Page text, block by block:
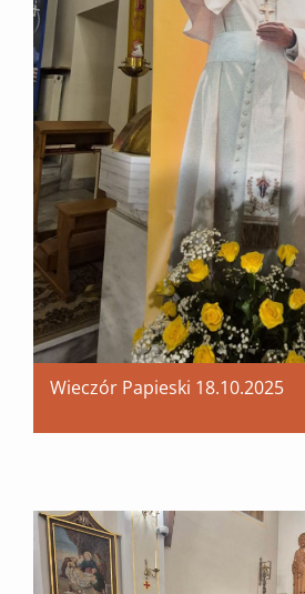
Wieczór Papieski 18.10.2025